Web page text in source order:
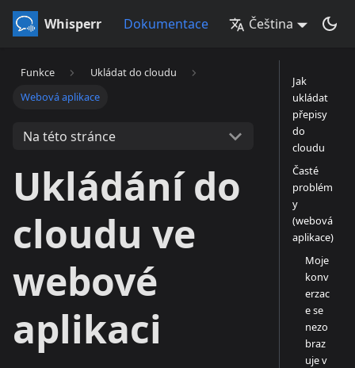
Whisperr Dokumentace Čeština
Funkce
Ukládat do cloudu
Webová aplikace
Na této stránce
Ukládání do
cloudu ve
webové
aplikaci
Jak
ukládat
přepisy
do
cloudu
Časté
problém
y
(webová
aplikace)
Moje
konv
erzac
e se
nezo
braz
uje v